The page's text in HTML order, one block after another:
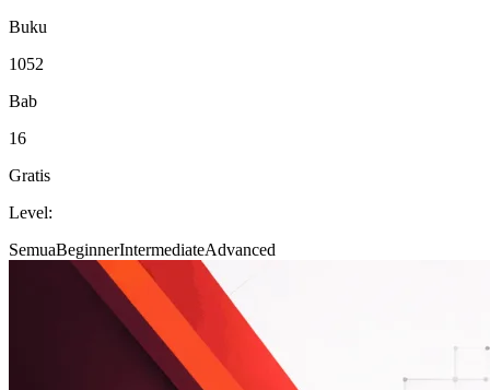
Buku
1052
Bab
16
Gratis
Level:
SemuaBeginnerIntermediateAdvanced